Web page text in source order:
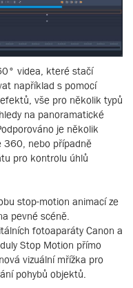
videa, které stačí
například s pomocí
vše pro několik typů
na panoramatické
je několik
360, nebo případně
pro kontrolu úhlů
stop-motion animací ze
pevné scéně.
fotoaparáty Canon a
Stop Motion přímo
vizuální mřížka pro
pohybů objektů.